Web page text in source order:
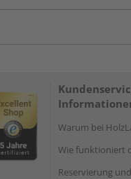
Warum bei
Wie funktioniert
Reservierung